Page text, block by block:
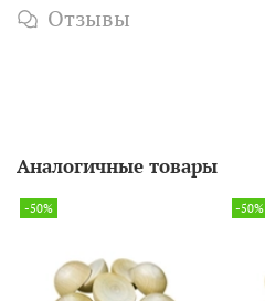
Отзывы
Аналогичные товары
-50% -50%